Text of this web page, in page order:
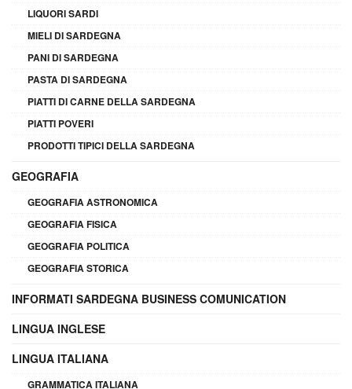
LIQUORI SARDI
MIELI DI SARDEGNA
PANI DI SARDEGNA
PASTA DI SARDEGNA
PIATTI DI CARNE DELLA SARDEGNA
PIATTI POVERI
PRODOTTI TIPICI DELLA SARDEGNA
GEOGRAFIA
GEOGRAFIA ASTRONOMICA
GEOGRAFIA FISICA
GEOGRAFIA POLITICA
GEOGRAFIA STORICA
INFORMATI SARDEGNA BUSINESS COMUNICATION
LINGUA INGLESE
LINGUA ITALIANA
GRAMMATICA ITALIANA